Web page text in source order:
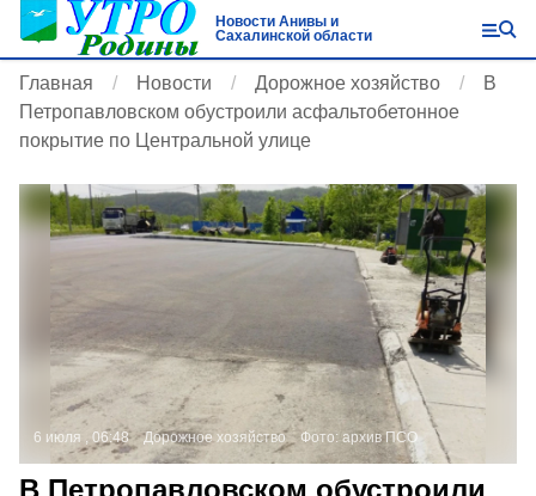
Новости Анивы и
Сахалинской области
Главная Новости Дорожное хозяйство
В
Петропавловском обустроили асфальтобетонное
покрытие по Центральной улице
6 июля , 06:48 Дорожное хозяйство Фото: архив ПСО
В Петропавловском обустроили